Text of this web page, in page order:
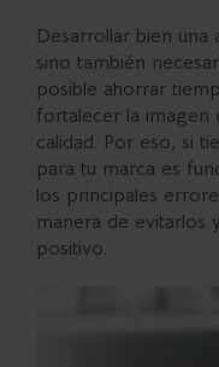
Desarrollar bien una
sino también
posible ahorrar
fortalecer la
calidad. Por eso, si
para tu marca es
los principales
manera de evitarlos
positivo.